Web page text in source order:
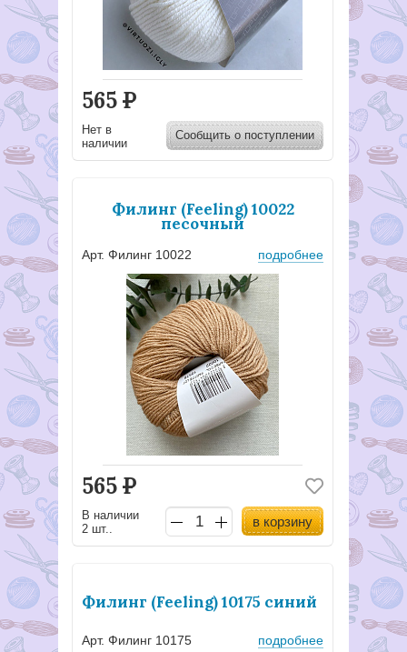
565Р
Нет в
наличии
Сообщить о поступлении
Филинг (Feeling) 10022
песочный
Арт. Филинг 10022 подробнее
565Р
В наличии
2 шт..
в корзину
Филинг (Feeling) 10175 синий
Арт. Филинг 10175 подробнее